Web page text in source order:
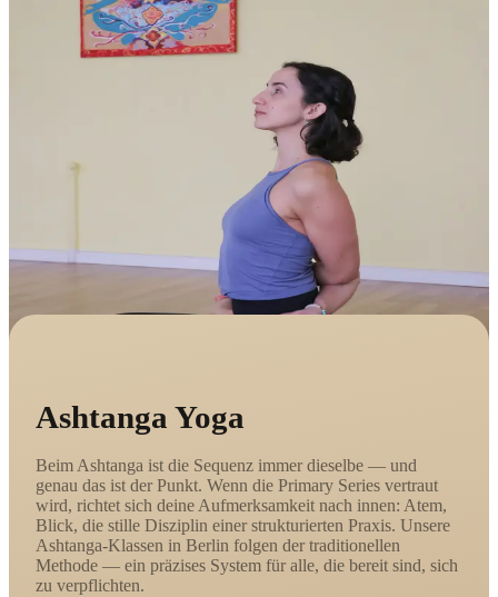
Ashtanga Yoga
Beim Ashtanga ist die Sequenz immer dieselbe — und
genau das ist der Punkt. Wenn die Primary Series vertraut
wird, richtet sich deine Aufmerksamkeit nach innen: Atem,
Blick, die stille Disziplin einer strukturierten Praxis. Unsere
Ashtanga-Klassen in Berlin folgen der traditionellen
Methode — ein präzises System für alle, die bereit sind, sich
zu verpflichten.